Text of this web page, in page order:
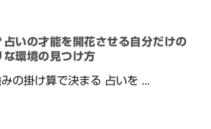
占いの才能を開花させる自分だけの
な環境の見つけ方
の掛け算で決まる 占いを ...